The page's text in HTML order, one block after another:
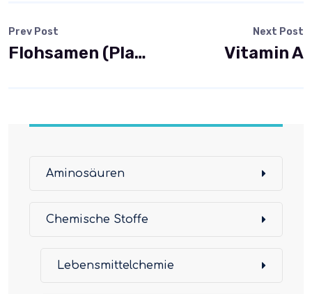
Prev Post
Flohsamen (Plantago)
Next Post
Vitamin A
Aminosäuren
Chemische Stoffe
Lebensmittelchemie